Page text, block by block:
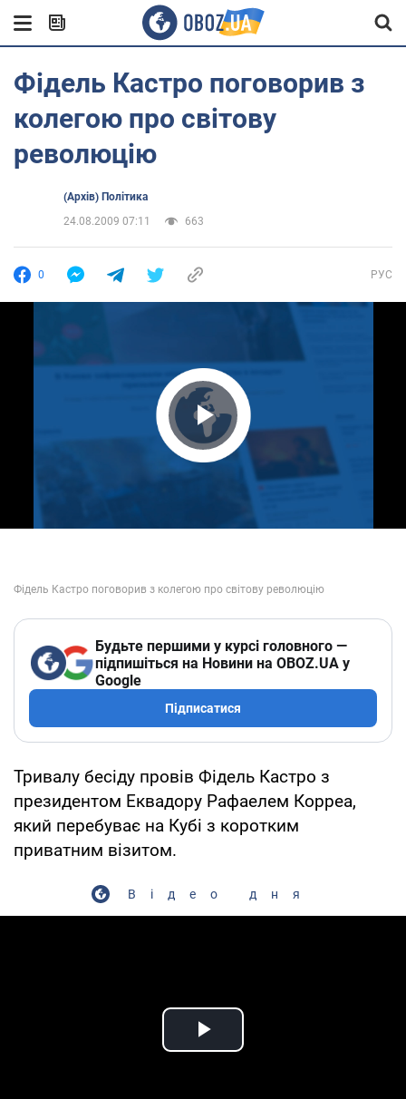
Фідель Кастро поговорив з
колегою про світову
революцію
(Архів) Політика
24.08.2009 07:11
663
0 РУС
Play Video
Будьте першими у курсі головного —
підпишіться на Новини на OBOZ.UA у
Google
Підписатися
Тривалу бесіду провів Фідель Кастро з
президентом Еквадору Рафаелем Корреа,
який перебуває на Кубі з коротким
приватним візитом.
Відео дня
Play Video